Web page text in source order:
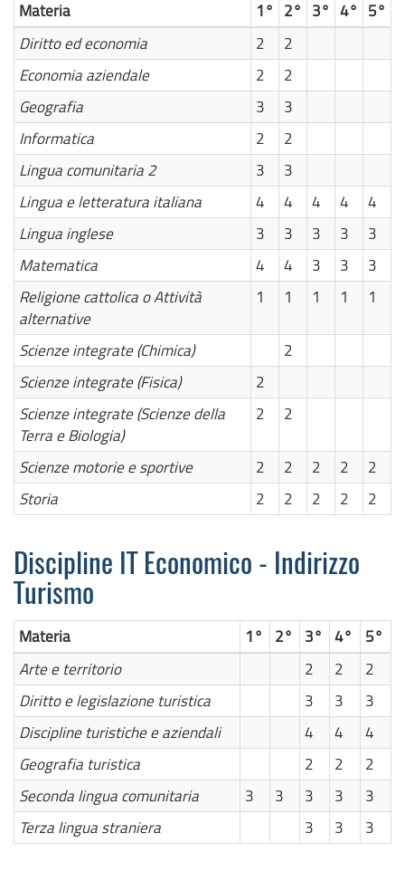
Materia 1° 2° 3° 4°
5°
Diritto ed economia
2
2
Economia aziendale
2
2
Geografia
3
3
Informatica
2
2
Lingua comunitaria 2
3
3
Lingua e letteratura italiana
4 4 4 4
4
Lingua inglese
3 3 3 3
3
Matematica
4 4 3 3
3
Religione cattolica o Attività
alternative
1 1 1 1 1
Scienze integrate (Chimica)
2
Scienze integrate (Fisica)
2
Scienze integrate (Scienze della
Terra e Biologia)
2 2
Scienze motorie e sportive 2 2 2 2
2
Storia
2 2 2 2 2
Discipline IT Economico - Indirizzo
Turismo
Materia 1° 2° 3° 4°
5°
Arte e territorio
2 2
2
Diritto e legislazione turistica
3 3
3
Discipline turistiche e aziendali
4 4
4
Geografia turistica
2 2
2
Seconda lingua comunitaria
3 3 3 3
3
Terza lingua straniera
3 3 3